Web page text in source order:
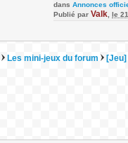
dans Annonces
Publié par Valk le
Les mini-jeux du forum